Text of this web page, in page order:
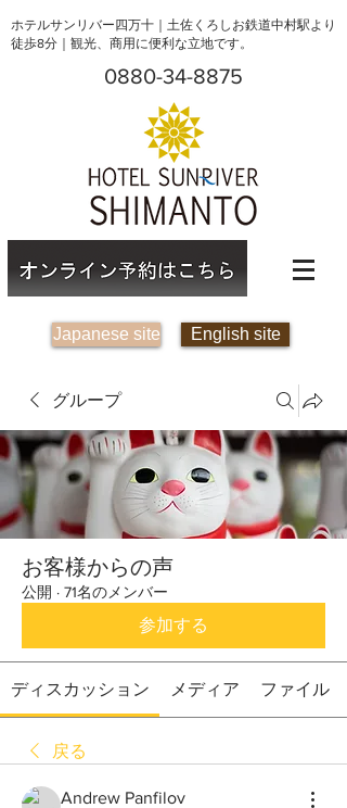
ホテルサンリバー四万十｜土佐くろしお鉄道中村駅より
徒歩8分｜観光、商用に便利な立地です。
0880-34-8875
Japanese site English site
グループ
お客様からの声
公開 · 71名のメンバー
参加する
ディスカッション メディア ファイル
戻る
Andrew Panfilov